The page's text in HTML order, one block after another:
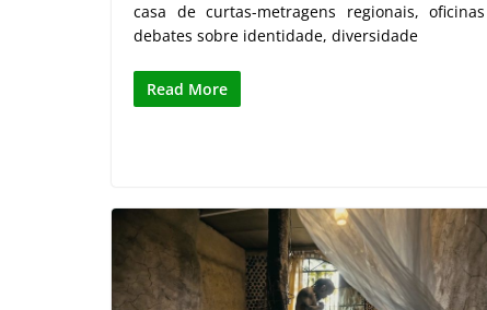
casa de curtas-metragens regionais,
debates sobre identidade, diversidade
Read More